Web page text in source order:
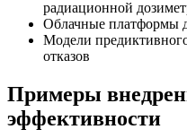
радиационной
Облачные платформы
Модели
отказов
Примеры
эффективности